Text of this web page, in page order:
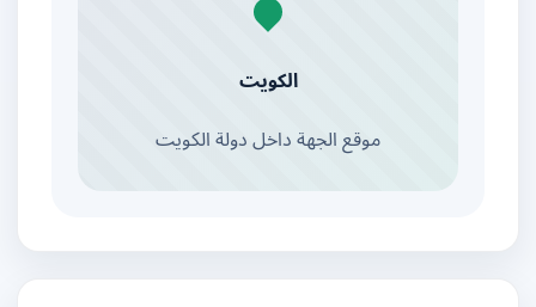
الكويت
موقع الجهة داخل دولة الكويت